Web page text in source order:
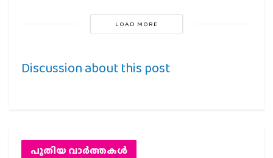
LOAD MORE
Discussion about this post
പുതിയ വാര്‍ത്തകള്‍